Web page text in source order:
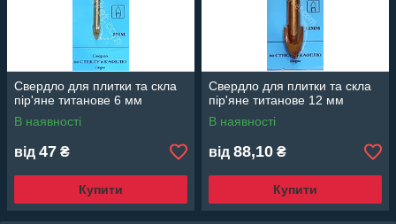
Свердло для плитки та скла
пір'яне титанове 6 мм
В наявності
від 47 ₴
Купити
Свердло для плитки та скла
пір'яне титанове 12 мм
В наявності
від 88,10 ₴
Купити